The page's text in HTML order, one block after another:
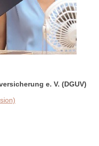
e. V. (DGUV)